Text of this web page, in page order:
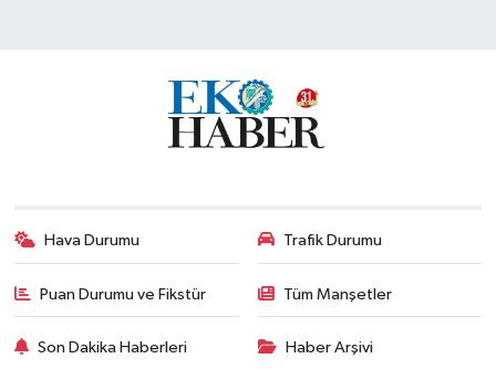
Hava Durumu Trafik Durumu
Puan Durumu ve Fikstür Tüm Manşetler
Son Dakika Haberleri Haber Arşivi